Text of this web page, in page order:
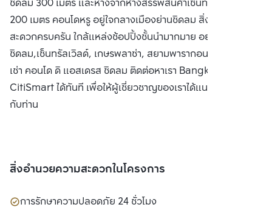
200 เมตร คอนโดหรู อยู่ใจกลางเมืองย่านชิดลม สิ่งอำนวย
สะดวกครบครัน ใกล้แหล่งช้อปปิ้งชั้นนำมากมาย อย่าง เซ็นทรัล
ชิดลม,เซ็นทรัลเวิลด์, เกษรพลาซ่า, สยามพารากอน ซื้อ ขาย หรือ
เช่า คอนโด ดิ แอสเดรส ชิดลม ติดต่อหาเรา Bangkok
CitiSmart ได้ทันที เพื่อให้ผู้เชี่ยวชาญของเราได้แนะนำคอนโดให้
กับท่าน
สิ่งอำนวยความสะดวกในโครงการ
การรักษาความปลอดภัย 24 ชั่วโมง